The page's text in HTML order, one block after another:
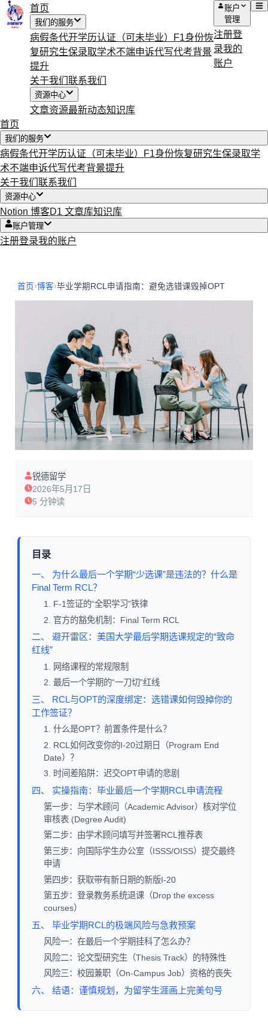
首页
我们的服务
病假条代开学历认证（可未毕业）
F1身份恢
复研究生保录取学术不端申诉代写代考背景
提升
关于我们 联系我们
资源中心
文章资源最新动态知识库
账户
管理
注册登
录我的
账户
首页
我们的服务
病假条代开学历认证（可未毕业） F1身份恢复研究生保录取学
术不端申诉代写代考背景提升
关于我们 联系我们
资源中心
Notion 博客D1 文章库知识库
账户管理
注册登录我的账户
首页 ›博客›毕业学期RCL申请指南：避免选错课毁掉OPT
锐德留学
2026年5月17日
5 分钟读
目录
一、 为什么最后一个学期“少选课”是违法的？什么是
Final Term RCL？
1. F-1签证的“全职学习”铁律
2. 官方的豁免机制：Final Term RCL
二、 避开雷区：美国大学最后学期选课规定的“致命
红线”
1. 网络课程的常规限制
2. 最后一个学期的“一刀切”红线
三、 RCL与OPT的深度绑定：选错课如何毁掉你的
工作签证？
1. 什么是OPT？前置条件是什么？
2. RCL如何改变你的I-20过期日（Program End
Date）？
3. 时间差陷阱：迟交OPT申请的悲剧
四、 实操指南：毕业最后一个学期RCL申请流程
第一步：与学术顾问（Academic Advisor）核对学位
审核表 (Degree Audit)
第二步：由学术顾问填写并签署RCL推荐表
第三步：向国际学生办公室（ISSS/OISS）提交最终
申请
第四步：获取带有新日期的新版I-20
第五步：登录教务系统退课（Drop the excess
courses）
五、 毕业学期RCL的极端风险与急救预案
风险一：在最后一个学期挂科了怎么办？
风险二：论文型研究生（Thesis Track）的特殊性
风险三：校园兼职（On-Campus Job）资格的丧失
六、 结语：谨慎规划，为留学生涯画上完美句号